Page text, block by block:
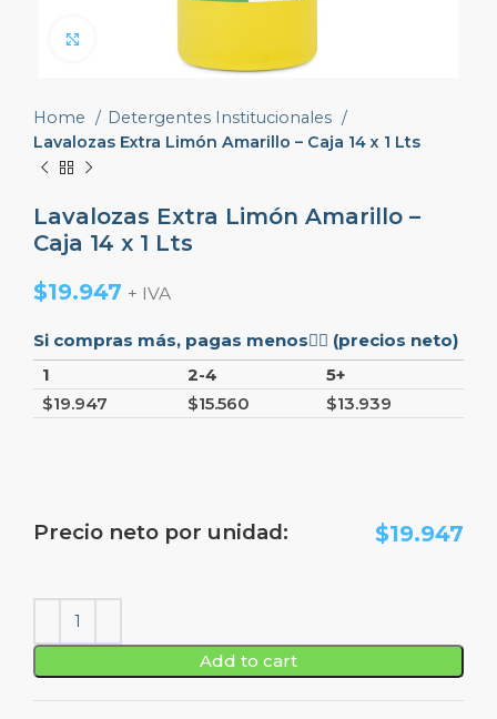
Home
Detergentes Institucionales
Lavalozas Extra Limón Amarillo – Caja 14 x 1 Lts
Lavalozas Extra Limón Amarillo –
Caja 14 x 1 Lts
$19.947 + IVA
Si compras más, pagas menos👇🏼 (precios neto)
1
2-4
5+
$19.947 $15.560 $13.939
Precio neto por unidad: $19.947
Add to cart